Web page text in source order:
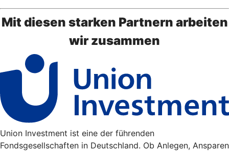
Mit diesen starken Partnern arbeiten
wir zusammen
Union Investment ist eine der führenden
Fondsgesellschaften in Deutschland. Ob Anlegen, Ansparen